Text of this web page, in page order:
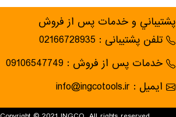
پشتيباني و خدمات پس از فروش
تلفن پشتیبانی : 02166728935
خدمات پس از فروش : 09106547749
ایمیل : info@ingcotools.ir